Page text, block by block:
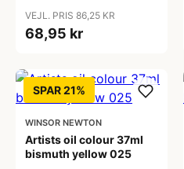
VEJL. PRIS 86,25 KR
68,95 kr
SPAR 21%
WINSOR NEWTON
Artists oil colour 37ml
bismuth yellow 025